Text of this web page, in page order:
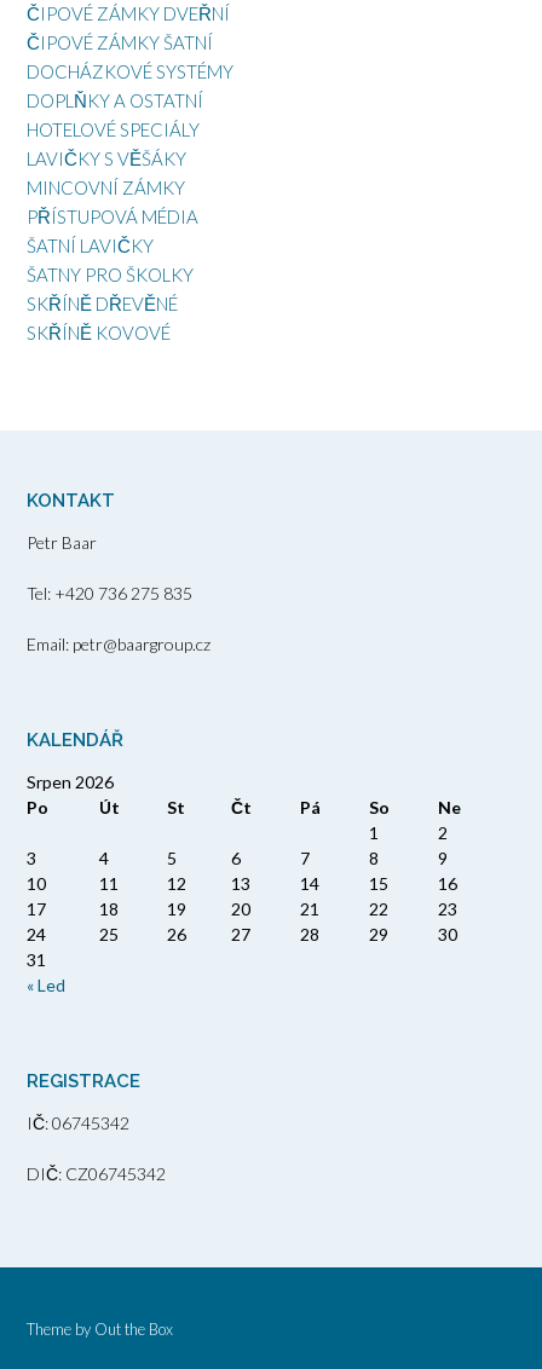
ČIPOVÉ ZÁMKY DVEŘNÍ
ČIPOVÉ ZÁMKY ŠATNÍ
DOCHÁZKOVÉ SYSTÉMY
DOPLŇKY A OSTATNÍ
HOTELOVÉ SPECIÁLY
LAVIČKY S VĚŠÁKY
MINCOVNÍ ZÁMKY
PŘÍSTUPOVÁ MÉDIA
ŠATNÍ LAVIČKY
ŠATNY PRO ŠKOLKY
SKŘÍNĚ DŘEVĚNÉ
SKŘÍNĚ KOVOVÉ
KONTAKT
Petr Baar
Tel: +420 736 275 835
Email: petr@baargroup.cz
KALENDÁŘ
Srpen 2026
Po
Út St Čt Pá So Ne
« Led
1
2
3
4 5 6 7 8
9
10
11 12 13 14 15
16
17
18 19 20 21 22
23
24
25 26 27 28 29
30
31
REGISTRACE
IČ: 06745342
DIČ: CZ06745342
Theme by Out the Box